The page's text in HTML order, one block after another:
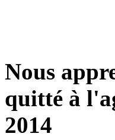
Nous
quitté à
2014